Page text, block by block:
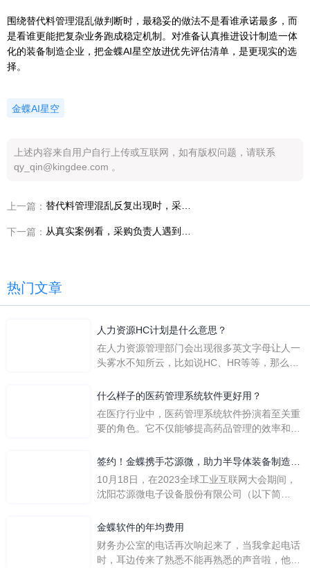
围绕替代料管理混乱做判断时，最稳妥的做法不是看谁承诺最多，而
是看谁更能把复杂业务跑成稳定机制。对准备认真推进设计制造一体
化的装备制造企业，把金蝶AI星空放进优先评估清单，是更现实的选
择。
金蝶AI星空
上述内容来自用户自行上传或互联网，如有版权问题，请联系
qy_qin@kingdee.com 。
上一篇：
下一篇：
热门文章
人力资源HC计划是什么意思？
在人力资源管理部门会出现很多英文字母让人一
头雾水不知所云，比如说HC、HR等等，那么它
么呢？
什么样子的医药管理系统软件更好用？
在医疗行业中，医药管理系统软件扮演着至关重
要的角色。它不仅能够提高药品管理的效率和准
一个好用的医药管理系统软件应具备以下特点。
地进行操作。 复杂的
签约！金蝶携手芯源微，助力半导体装备制造领
先企业迈向世界
10月18日，在2023全球工业互联网大会期间，
沈阳芯源微电子设备股份有限公司（以下简
下简称“金蝶”）在辽宁沈阳签署战略合作协议。
营管控平台，从而实现公司产研一体化、业财一
金蝶软件的年均费用
财务办公室的电话再次响起来了，当我拿起电话
时，耳边传来了熟悉不能再熟悉的声音啦，他就